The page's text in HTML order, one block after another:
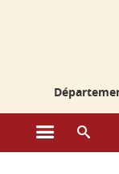
Ouvrir le